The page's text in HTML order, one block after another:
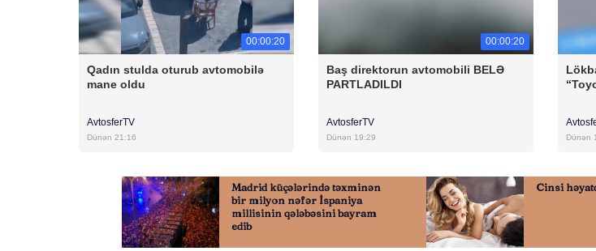
00:00:20
Qadın stulda oturub avtomobilə
mane oldu
AvtosferTV
Dünən 21:16
00:00:20
Baş direktorun avtomobili BELƏ
PARTLADILDI
AvtosferTV
Dünən 19:29 Dünən